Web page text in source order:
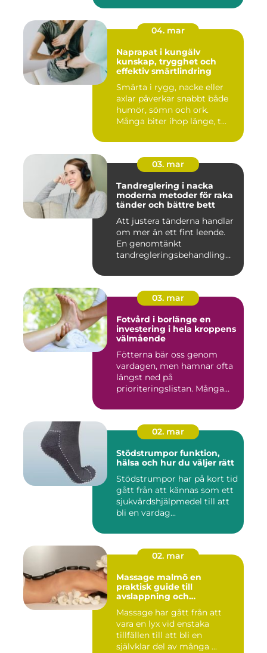
04. mar
Naprapat i kungälv
kunskap, trygghet och
effektiv smärtlindring
Smärta i rygg, nacke eller
axlar påverkar snabbt både
humör, sömn och ork.
Många biter ihop länge, t...
03. mar
Tandreglering i nacka
moderna metoder för raka
tänder och bättre bett
Att justera tänderna handlar
om mer än ett fint leende.
En genomtänkt
tandregleringsbehandling
03. mar
Fotvård i borlänge en
investering i hela kroppens
välmående
Fötterna bär oss genom
vardagen, men hamnar ofta
längst ned på
prioriteringslistan. Många
02. mar
Stödstrumpor funktion,
hälsa och hur du väljer rätt
Stödstrumpor har på kort tid
gått från att kännas som ett
sjukvårdshjälpmedel till att
bli en vardag...
02. mar
Massage malmö en
praktisk guide till
avslappning och
Massage har gått från att
vara en lyx vid enstaka
tillfällen till att bli en
självklar del av många ...